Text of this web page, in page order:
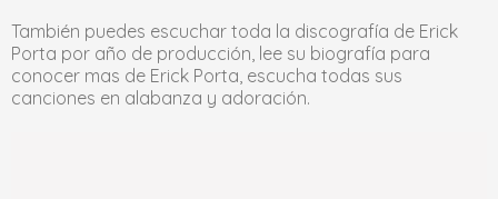
También puedes escuchar toda la discografía de Erick
Porta por año de producción, lee su biografía para
conocer mas de Erick Porta, escucha todas sus
canciones en alabanza y adoración.